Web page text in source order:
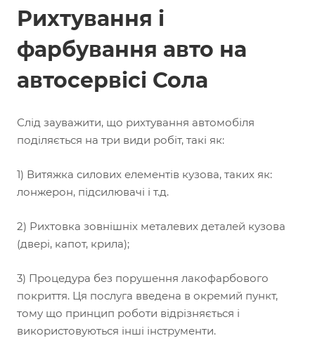
Рихтування і
фарбування авто на
автосервісі Сола
Слід зауважити, що рихтування автомобіля
поділяється на три види робіт, такі як:
1) Витяжка силових елементів кузова, таких як:
лонжерон, підсилювачі і т.д.
2) Рихтовка зовнішніх металевих деталей кузова
(двері, капот, крила);
3) Процедура без порушення лакофарбового
покриття. Ця послуга введена в окремий пункт,
тому що принцип роботи відрізняється і
використовуються інші інструменти.